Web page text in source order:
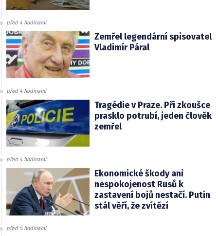
před 4 hodinami
Zemřel legendární spisovatel
Vladimír Páral
před 4 hodinami
Tragédie v Praze. Při zkoušce
prasklo potrubí, jeden člověk
zemřel
před 4 hodinami
Ekonomické škody ani
nespokojenost Rusů k
zastavení bojů nestačí. Putin
stál věří, že zvítězí
před 5 hodinami